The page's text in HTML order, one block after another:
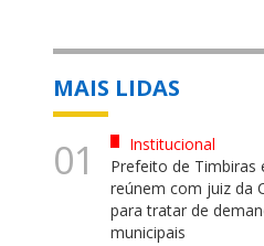
MAIS LIDAS
01
Institucional
Prefeito de Timbiras
reúnem com juiz da
para tratar de
municipais